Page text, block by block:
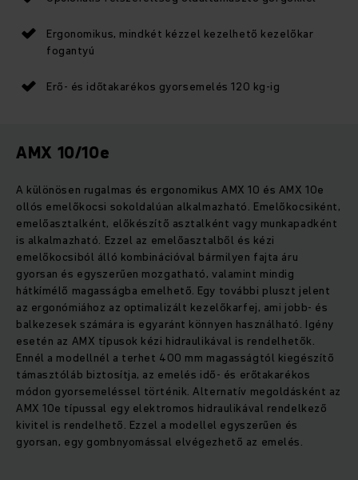
Ergonomikus, mindkét kézzel kezelhető kezelőkar
fogantyú
Erő- és időtakarékos gyorsemelés 120 kg-ig
AMX 10/10e
A különösen rugalmas és ergonomikus AMX 10 és AMX 10e
ollós emelőkocsi sokoldalúan alkalmazható. Emelőkocsiként,
emelőasztalként, előkészítő asztalként vagy munkapadként
is alkalmazható. Ezzel az emelőasztalből és kézi
emelőkocsiból álló kombinációval bármilyen fajta áru
gyorsan és egyszerűen mozgatható, valamint mindig
hátkímélő magasságba emelhető. Egy további pluszt jelent
az ergonómiához az optimalizált kezelőkarfej, ami jobb- és
balkezesek számára is egyaránt könnyen használható. Igény
esetén az AMX típusok kézi hidraulikával is rendelhetők.
Ennél a modellnél a terhet 400 mm magasságtól kiegészítő
támasztóláb biztosítja, az emelés idő- és erőtakarékos
módon gyorsemeléssel történik. Alternatív megoldásként az
AMX 10e típussal egy elektromos hidraulikával rendelkező
kivitel is rendelhető. Ezzel a modellel egyszerűen és
gyorsan, egy gombnyomással elvégezhető az emelés.